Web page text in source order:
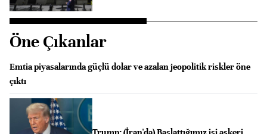
Öne Çıkanlar
Emtia piyasalarında güçlü dolar ve azalan jeopolitik riskler öne
çıktı